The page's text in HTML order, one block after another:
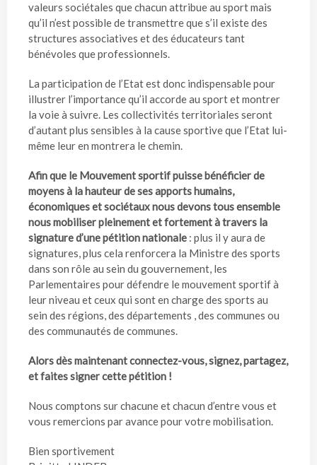
valeurs sociétales que chacun attribue au sport mais
qu’il n’est possible de transmettre que s’il existe des
structures associatives et des éducateurs tant
bénévoles que professionnels.
La participation de l’Etat est donc indispensable pour
illustrer l’importance qu’il accorde au sport et montrer
la voie à suivre. Les collectivités territoriales seront
d’autant plus sensibles à la cause sportive que l’Etat lui-
même leur en montrera le chemin.
Afin que le Mouvement sportif puisse bénéficier de
moyens à la hauteur de ses apports humains,
économiques et sociétaux nous devons tous ensemble
nous mobiliser pleinement et fortement à travers la
signature d’une pétition nationale : plus il y aura de
signatures, plus cela renforcera la Ministre des sports
dans son rôle au sein du gouvernement, les
Parlementaires pour défendre le mouvement sportif à
leur niveau et ceux qui sont en charge des sports au
sein des régions, des départements , des communes ou
des communautés de communes.
Alors dès maintenant connectez-vous, signez, partagez,
et faites signer cette pétition !
Nous comptons sur chacune et chacun d’entre vous et
vous remercions par avance pour votre mobilisation.
Bien sportivement